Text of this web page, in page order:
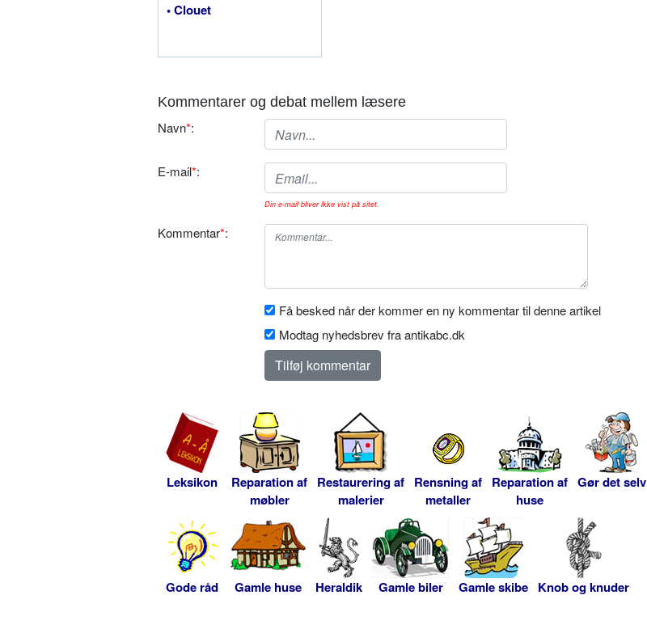
• Clouet
Kommentarer og debat mellem læsere
Navn*:
E-mail*:
Din e-mail bliver ikke vist på sitet.
Kommentar*:
Få besked når der kommer en ny kommentar til denne artikel
Modtag nyhedsbrev fra antikabc.dk
Leksikon
Reparation af
møbler
Restaurering af
malerier
Rensning af
metaller
Reparation af
huse
Gør det selv
Gode råd Gamle huse Heraldik Gamle biler Gamle skibe Knob og knuder